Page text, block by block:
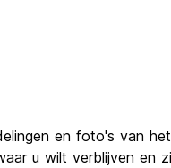
en foto's van
u wilt verblijven en